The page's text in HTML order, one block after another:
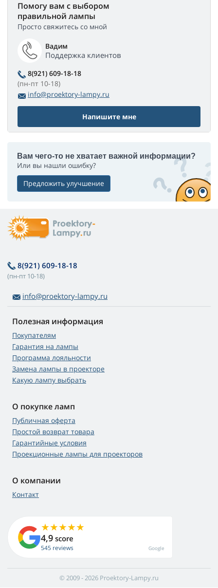
Помогу вам с выбором
правильной лампы
Просто свяжитесь со мной
Вадим
Поддержка клиентов
8(921) 609-18-18
(пн-пт 10-18)
info@proektory-lampy.ru
Напишите мне
Вам чего-то не хватает важной информации?
Или вы нашли ошибку?
Предложить улучшение
8(921) 609-18-18
(пн-пт 10-18)
info@proektory-lampy.ru
Полезная информация
Покупателям
Гарантия на лампы
Программа лояльности
Замена лампы в проекторе
Какую лампу выбрать
О покупке ламп
Публичная оферта
Простой возврат товара
Гарантийные условия
Проекционные лампы для проекторов
О компании
Контакт
4,9 score
545 reviews Google
© 2009 - 2026 Proektory-Lampy.ru